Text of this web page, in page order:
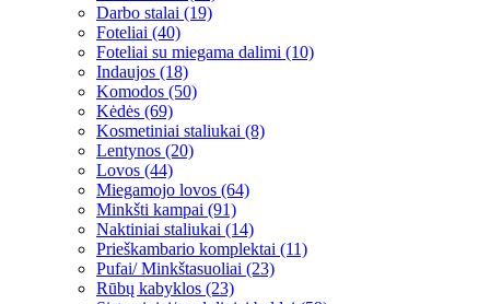
Darbo stalai (19)
Foteliai (40)
Foteliai su miegama dalimi (10)
Indaujos (18)
Komodos (50)
Kėdės (69)
Kosmetiniai staliukai (8)
Lentynos (20)
Lovos (44)
Miegamojo lovos (64)
Minkšti kampai (91)
Naktiniai staliukai (14)
Prieškambario komplektai (11)
Pufai/ Minkštasuoliai (23)
Rūbų kabyklos (23)